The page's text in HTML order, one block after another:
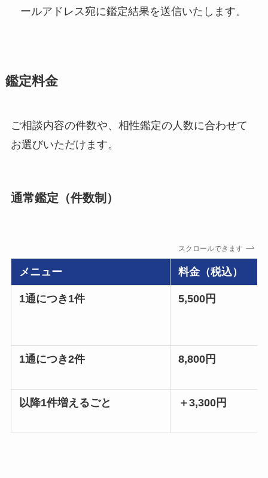
ールアドレス宛に鑑定結果を送信いたします。
鑑定料金
ご相談内容の件数や、相性鑑定の人数に合わせて
お選びいただけます。
通常鑑定（件数制）
スクロールできます
メニュー 料金（税込）
1通につき1件 5,500円
1通につき2件 8,800円
以降1件増えるごと ＋3,300円